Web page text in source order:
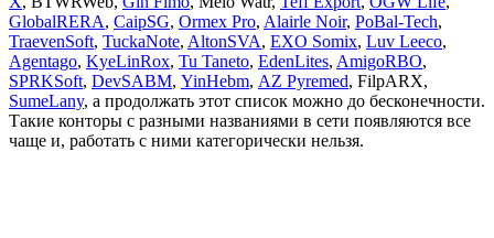
GlobalRERA, CaipSG, Ormex Pro, Alairle Noir, PoBal-Tech,
TraevenSoft, TuckaNote, AltonSVA, EXO Somix, Luv Leeco,
Agentago, KyeLinRox, Tu Taneto, EdenLites, AmigoRBO,
SPRKSoft, DevSABM, YinHebm, AZ Pyremed, FilpARX,
SumeLany, а продолжать этот список можно до бесконечности.
Такие конторы с разными названиями в сети появляются все
чаще и, работать с ними категорически нельзя.